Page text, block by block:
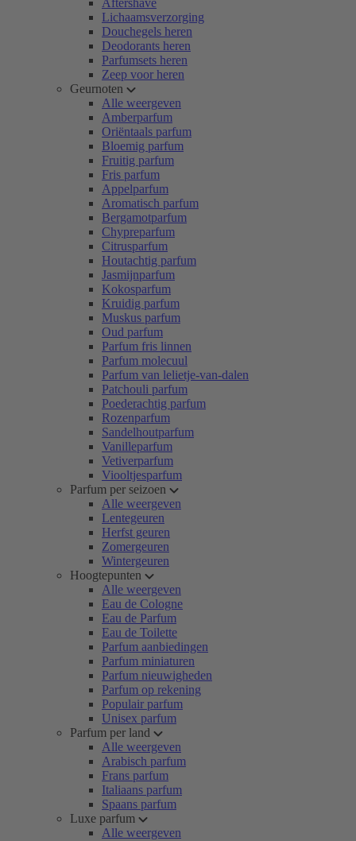
Aftershave
Lichaamsverzorging
Douchegels heren
Deodorants heren
Parfumsets heren
Zeep voor heren
Geurnoten
Alle weergeven
Amberparfum
Oriëntaals parfum
Bloemig parfum
Fruitig parfum
Fris parfum
Appelparfum
Aromatisch parfum
Bergamotparfum
Chypreparfum
Citrusparfum
Houtachtig parfum
Jasmijnparfum
Kokosparfum
Kruidig parfum
Muskus parfum
Oud parfum
Parfum fris linnen
Parfum molecuul
Parfum van lelietje-van-dalen
Patchouli parfum
Poederachtig parfum
Rozenparfum
Sandelhoutparfum
Vanilleparfum
Vetiverparfum
Viooltjesparfum
Parfum per seizoen
Alle weergeven
Lentegeuren
Herfst geuren
Zomergeuren
Wintergeuren
Hoogtepunten
Alle weergeven
Eau de Cologne
Eau de Parfum
Eau de Toilette
Parfum aanbiedingen
Parfum miniaturen
Parfum nieuwigheden
Parfum op rekening
Populair parfum
Unisex parfum
Parfum per land
Alle weergeven
Arabisch parfum
Frans parfum
Italiaans parfum
Spaans parfum
Luxe parfum
Alle weergeven